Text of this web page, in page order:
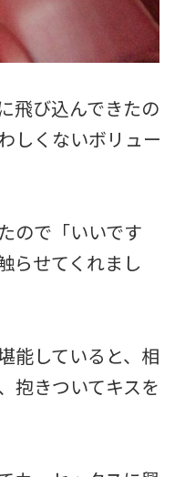
飛び込んできたの
しくないボリュー
ので「いいです
らせてくれまし
能していると、相
抱きついてキスを